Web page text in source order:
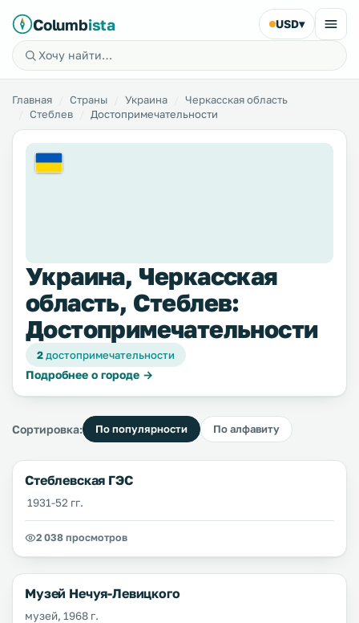
Columbista USD▾
Главная Страны Украина
Черкасская область
Стеблев
Достопримечательности
Украина, Черкасская
область, Стеблев:
Достопримечательности
2достопримечательности
Подробнее о городе →
Сортировка: По популярности По алфавиту
Стеблевская ГЭС
1931-52 гг.
2 038 просмотров
Музей Нечуя-Левицкого
музей, 1968 г.